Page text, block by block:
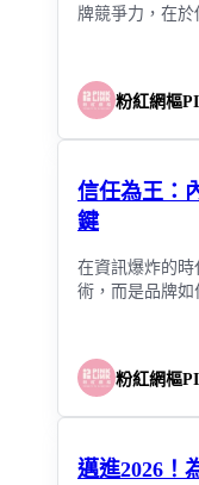
牌競爭力，在於
粉紅網樞
信任為王：
鍵
在資訊爆炸的
術，而是品牌如
粉紅網樞
邁進2026！